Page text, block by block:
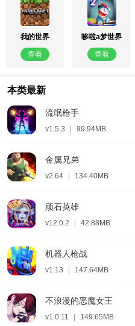
我的世界
0.16.0版
查看
哆啦a梦世界
DoraemonX
查看
本类最新
流氓枪手
v1.5.3 99.94MB
金属兄弟
v2.64 134.40MB
顽石英雄
v12.0.2 42.88MB
机器人枪战
v1.13 147.64MB
不浪漫的恶魔女王
v1.0.11 149.65MB